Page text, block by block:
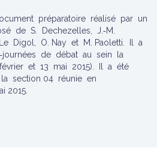
préparatoire réalisé par un
de S. Dechezelles, J.‐M.
Digol, O. Nay et M. Paoletti. Il a
de débat au sein la
et 13 mai 2015). Il a été
section 04 réunie en
2015.